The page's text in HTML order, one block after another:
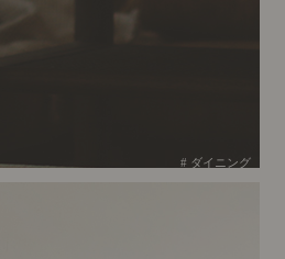
# ダイニング